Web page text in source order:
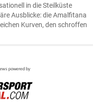
in die Steilküste
Ausblicke: die Amalfitana
Kurven, den schroffen